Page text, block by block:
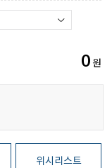
0 원
위시리스트